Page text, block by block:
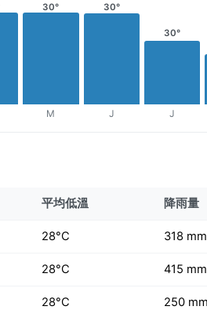
30°
M
30°
J
30°
J
平均低溫 降雨量
28°C 318 mm
28°C 415 mm
28°C 250 mm